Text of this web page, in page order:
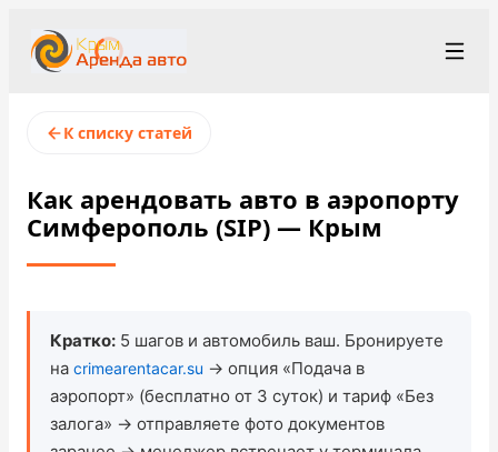
+7 (365) 277-71-48
rent@crimearentacar.su
Условия аренды
Станции проката
Цены
К списку статей
Как арендовать авто в аэропорту
Симферополь (SIP) — Крым
Кратко: 5 шагов и автомобиль ваш. Бронируете
на crimearentacar.su → опция «Подача в
аэропорт» (бесплатно от 3 суток) и тариф «Без
залога» → отправляете фото документов